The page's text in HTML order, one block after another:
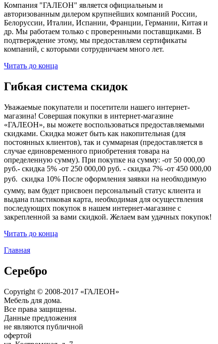
Компания "ГАЛЕОН" является официальным и
авторизованным дилером крупнейших компаний России,
Белоруссии, Италии, Испании, Франции, Германии, Китая и
др. Мы работаем только с проверенными поставщиками. В
подтверждение этому, мы предоставляем сертификаты
компаний, с которыми сотрудничаем много лет.
Читать до конца
Гибкая система скидок
Уважаемые покупатели и посетители нашего интернет-
магазина! Совершая покупки в интернет-магазине
«ГАЛЕОН», вы можете воспользоваться предоставляемыми
скидками. Скидка может быть как накопительная (для
постоянных клиентов), так и суммарная (предоставляется в
случае единовременного приобретения товара на
определенную сумму). При покупке на сумму: -от 50 000,00
руб.- скидка 5% -от 250 000,00 руб. - скидка 7% -от 450 000,00
руб.  скидка 10% После оформления заявки на необходимую
сумму, вам будет присвоен персональный статус клиента и
выдана пластиковая карта, необходимая для осуществления
последующих покупок в нашем интернет-магазине с
закрепленной за вами скидкой. Желаем вам удачных покупок!
Читать до конца
Главная
Серебро
Copyright © 2008-2017 «ГАЛЕОН»
Мебель для дома.
Все права защищены.
Данные предложения
не являются публичной
офертой